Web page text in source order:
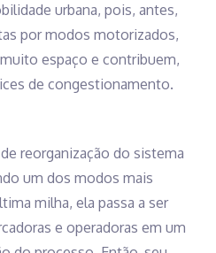
urbana, pois, antes,
por modos motorizados,
espaço e contribuem,
de congestionamento.
reorganização do sistema
um dos modos mais
milha, ela passa a ser
e operadoras em um